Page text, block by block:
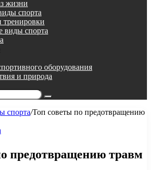
жизни
спорта
тренировки
виды спорта
оборудования
и природа
Поиск...
спорта/Топ советы по предотвращению
предотвращению травм